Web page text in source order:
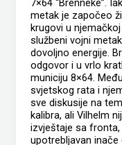
7×64 “Brenneke”.
metak je započeo
krugovi u
službeni vojni
dovoljno energije.
odgovor i u vrlo
municiju 8×64.
svjetskog rata i
sve diskusije na
kalibra, ali Vilhelm
izvještaje sa
upotrebljavan